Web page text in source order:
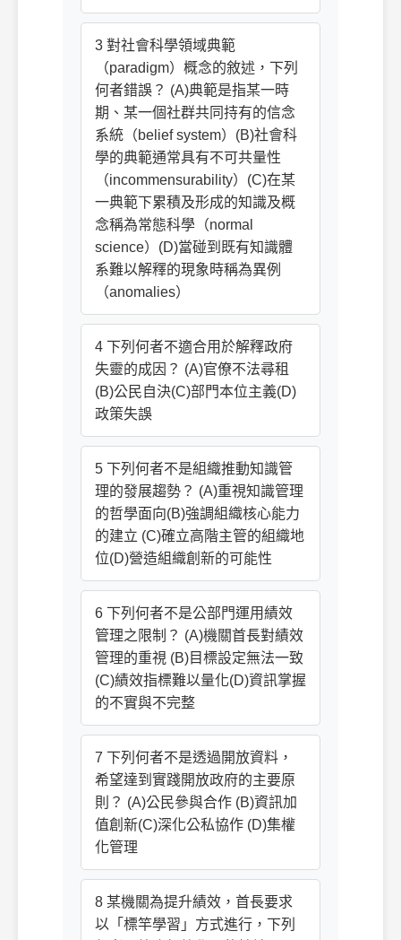
3 對社會科學領域典範
（paradigm）概念的敘述，下列
何者錯誤？ (A)典範是指某一時
期、某一個社群共同持有的信念
系統（belief system）(B)社會科
學的典範通常具有不可共量性
（incommensurability）(C)在某
一典範下累積及形成的知識及概
念稱為常態科學（normal
science）(D)當碰到既有知識體
系難以解釋的現象時稱為異例
（anomalies）
4 下列何者不適合用於解釋政府
失靈的成因？ (A)官僚不法尋租
(B)公民自決(C)部門本位主義(D)
政策失誤
5 下列何者不是組織推動知識管
理的發展趨勢？ (A)重視知識管理
的哲學面向(B)強調組織核心能力
的建立 (C)確立高階主管的組織地
位(D)營造組織創新的可能性
6 下列何者不是公部門運用績效
管理之限制？ (A)機關首長對績效
管理的重視 (B)目標設定無法一致
(C)績效指標難以量化(D)資訊掌握
的不實與不完整
7 下列何者不是透過開放資料，
希望達到實踐開放政府的主要原
則？ (A)公民參與合作 (B)資訊加
值創新(C)深化公私協作 (D)集權
化管理
8 某機關為提升績效，首長要求
以「標竿學習」方式進行，下列